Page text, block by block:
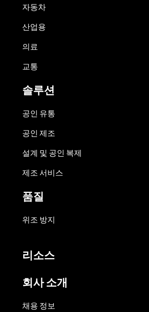
자동차
산업용
의료
교통
솔루션
공인 유통
공인 제조
설계 및 공인 복제
제조 서비스
품질
위조 방지
리소스
회사 소개
채용 정보